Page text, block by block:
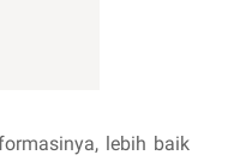
lebih baik